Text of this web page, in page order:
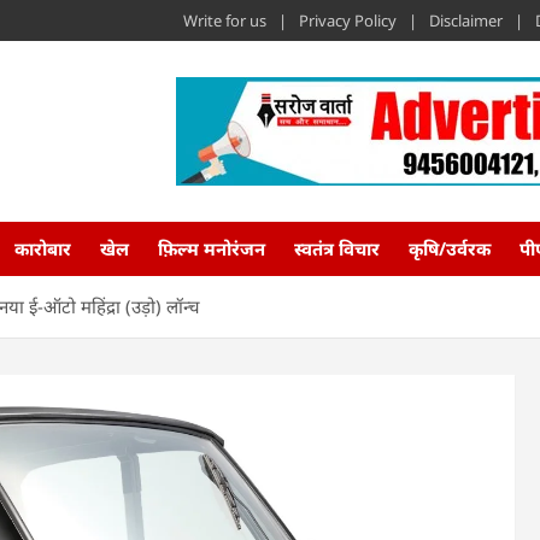
Write for us Privacy Policy Disclaimer
कारोबार खेल फ़िल्म मनोरंजन स्वतंत्र विचार कृषि/उर्वरक
ई-ऑटो महिंद्रा (उड़ो) लॉन्च